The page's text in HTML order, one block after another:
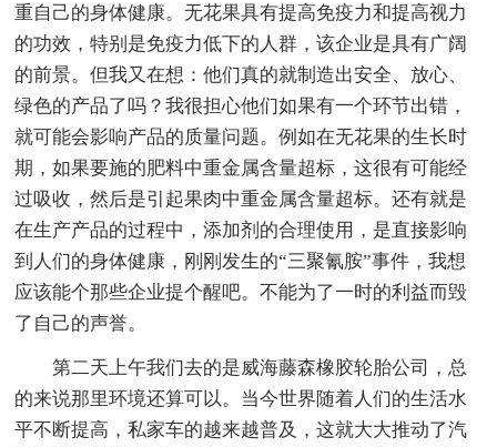
重自己的身体健康。无花果具有提高免疫力和提高视力
的功效，特别是免疫力低下的人群，该企业是具有广阔
的前景。但我又在想：他们真的就制造出安全、放心、
绿色的产品了吗？我很担心他们如果有一个环节出错，
就可能会影响产品的质量问题。例如在无花果的生长时
期，如果要施的肥料中重金属含量超标，这很有可能经
过吸收，然后是引起果肉中重金属含量超标。还有就是
在生产产品的过程中，添加剂的合理使用，是直接影响
到人们的身体健康，刚刚发生的“三聚氰胺”事件，我想
应该能个那些企业提个醒吧。不能为了一时的利益而毁
了自己的声誉。
第二天上午我们去的是威海藤森橡胶轮胎公司，总
的来说那里环境还算可以。当今世界随着人们的生活水
平不断提高，私家车的越来越普及，这就大大推动了汽